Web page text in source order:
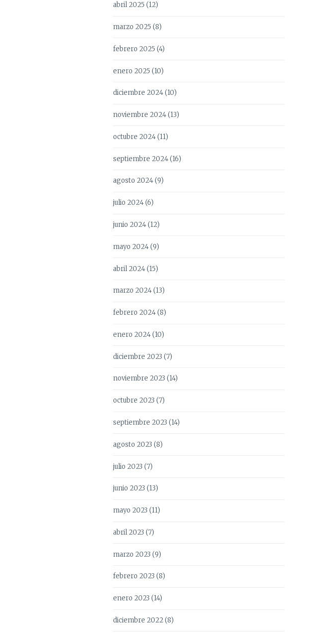
abril 2025 (12)
marzo 2025 (8)
febrero 2025 (4)
enero 2025 (10)
diciembre 2024(10)
noviembre 2024(13)
octubre 2024(11)
septiembre 2024(16)
agosto 2024(9)
julio 2024(6)
junio 2024(12)
mayo 2024(9)
abril 2024(15)
marzo 2024(13)
febrero 2024(8)
enero 2024(10)
diciembre 2023 (7)
noviembre 2023 (14)
octubre 2023 (7)
septiembre 2023 (14)
agosto 2023 (8)
julio 2023 (7)
junio 2023 (13)
mayo 2023 (11)
abril 2023 (7)
marzo 2023 (9)
febrero 2023 (8)
enero 2023 (14)
diciembre 2022(8)